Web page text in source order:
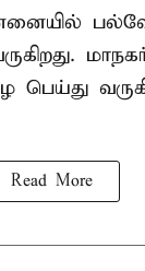
பெய்து
Read More